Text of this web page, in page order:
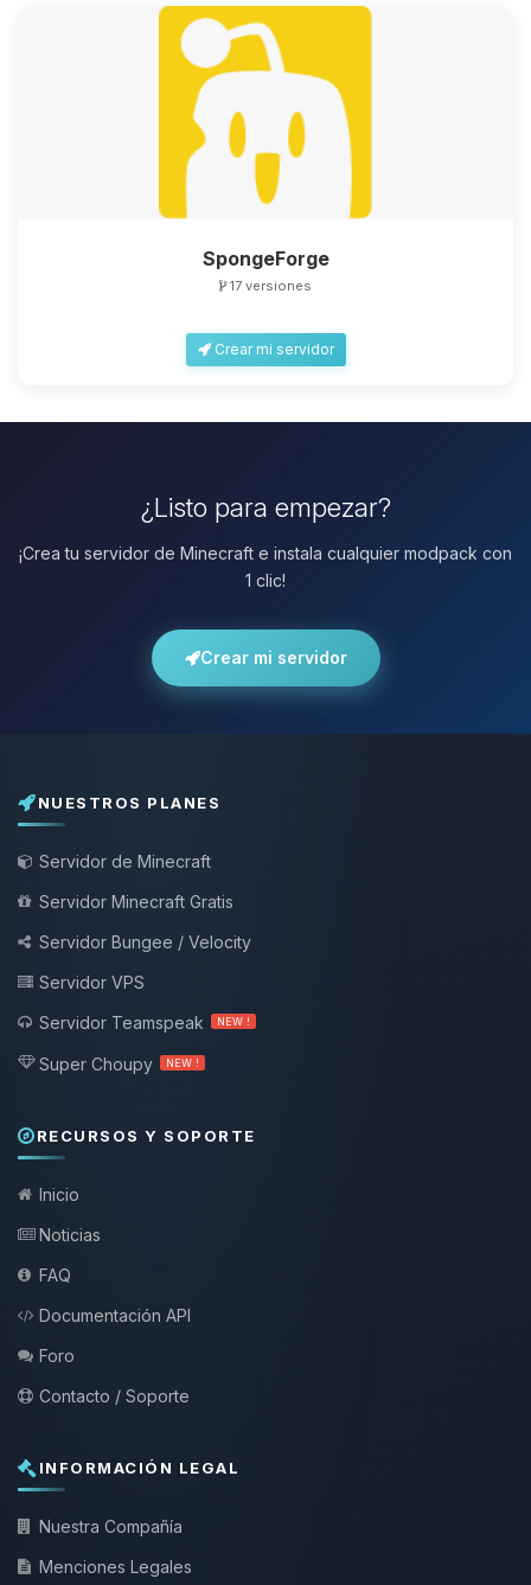
SpongeForge
17 versiones
Crear mi servidor
¿Listo para empezar?
¡Crea tu servidor de Minecraft e instala cualquier modpack con
1 clic!
Crear mi servidor
NUESTROS PLANES
Servidor de Minecraft
Servidor Minecraft Gratis
Servidor Bungee / Velocity
Servidor VPS
Servidor Teamspeak
NEW !
Super Choupy NEW !
RECURSOS Y SOPORTE
Inicio
Noticias
FAQ
Documentación API
Foro
Contacto / Soporte
INFORMACIÓN LEGAL
Nuestra Compañía
Menciones Legales